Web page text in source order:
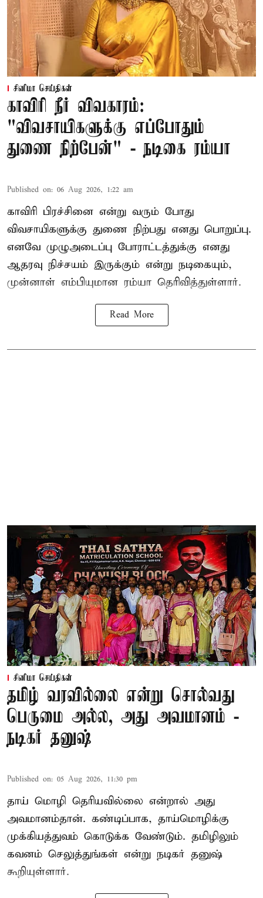
சினிமா செய்திகள்
காவிரி நீர் விவகாரம்:
"விவசாயிகளுக்கு எப்போதும்
துணை நிற்பேன்" - நடிகை ரம்யா
Published on: 06 Aug 2026, 1:22 am
காவிரி பிரச்சினை என்று வரும் போது
விவசாயிகளுக்கு துணை நிற்பது எனது பொறுப்பு.
எனவே முழுஅடைப்பு போராட்டத்துக்கு எனது
ஆதரவு நிச்சயம் இருக்கும் என்று நடிகையும்,
முன்னாள் எம்பியுமான ரம்யா தெரிவித்துள்ளார்.
Read More
சினிமா செய்திகள்
தமிழ் வரவில்லை என்று சொல்வது
பெருமை அல்ல, அது அவமானம் -
நடிகர் தனுஷ்
Published on: 05 Aug 2026, 11:30 pm
தாய் மொழி தெரியவில்லை என்றால் அது
அவமானம்தான். கண்டிப்பாக, தாய்மொழிக்கு
முக்கியத்துவம் கொடுக்க வேண்டும். தமிழிலும்
கவனம் செலுத்துங்கள் என்று நடிகர் தனுஷ்
கூறியுள்ளார்.